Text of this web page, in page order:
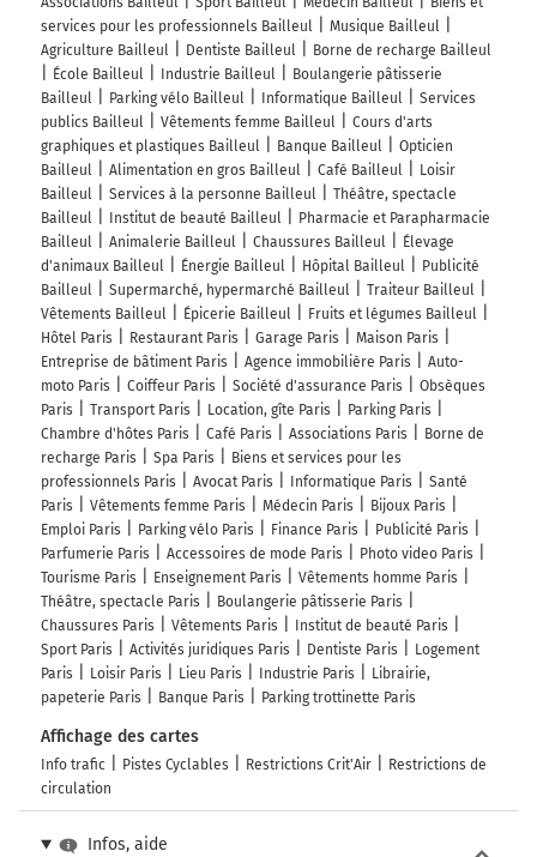
services pour les professionnels Bailleul
Musique Bailleul
Agriculture Bailleul
Dentiste Bailleul
Borne de recharge Bailleul
École Bailleul
Industrie Bailleul
Boulangerie pâtisserie
Bailleul
Parking vélo Bailleul Informatique Bailleul
Services
publics Bailleul
Vêtements femme Bailleul
Cours d'arts
graphiques et plastiques Bailleul
Banque Bailleul
Opticien
Bailleul
Alimentation en gros Bailleul Café Bailleul
Loisir
Bailleul
Services à la personne Bailleul
Théâtre, spectacle
Bailleul
Institut de beauté Bailleul
Pharmacie et Parapharmacie
Bailleul
Animalerie Bailleul Chaussures Bailleul
Élevage
d'animaux Bailleul
Énergie Bailleul Hôpital Bailleul
Publicité
Bailleul
Supermarché, hypermarché Bailleul
Traiteur Bailleul
Vêtements Bailleul
Épicerie Bailleul
Fruits et légumes Bailleul
Hôtel Paris
Restaurant Paris Garage Paris
Maison Paris
Entreprise de bâtiment Paris
Agence immobilière Paris
Auto-
moto Paris
Coiffeur Paris Société d'assurance Paris
Obsèques
Paris
Transport Paris Location, gîte Paris
Parking Paris
Chambre d'hôtes Paris
Café Paris Associations Paris
Borne de
recharge Paris
Spa Paris
Biens et services pour les
professionnels Paris
Avocat Paris Informatique Paris
Santé
Paris
Vêtements femme Paris Médecin Paris
Bijoux Paris
Emploi Paris
Parking vélo Paris Finance Paris
Publicité Paris
Parfumerie Paris
Accessoires de mode Paris
Photo video Paris
Tourisme Paris
Enseignement Paris
Vêtements homme Paris
Théâtre, spectacle Paris
Boulangerie pâtisserie Paris
Chaussures Paris
Vêtements Paris
Institut de beauté Paris
Sport Paris
Activités juridiques Paris Dentiste Paris
Logement
Paris
Loisir Paris Lieu Paris Industrie Paris
Librairie,
papeterie Paris
Banque Paris Parking trottinette Paris
Affichage des cartes
Info trafic Pistes Cyclables Restrictions Crit'Air
Restrictions de
circulation
Infos, aide